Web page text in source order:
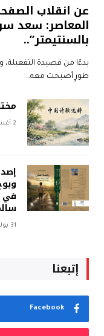
عن انقلاب
المعاصر: سعد
بالسنتيمتر”..
بدءًا من قصيدة التفعيلة،
طورٍ أصبحت معه…
2 أغسطس 2026
في
31 يوليو 2026
إتبعنا
Facebook